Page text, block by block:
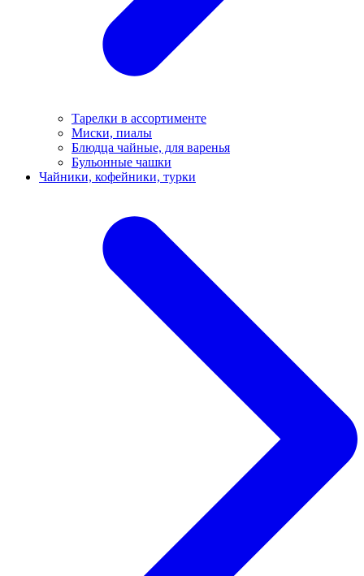
Тарелки в ассортименте
Миски, пиалы
Блюдца чайные, для варенья
Бульонные чашки
Чайники, кофейники, турки